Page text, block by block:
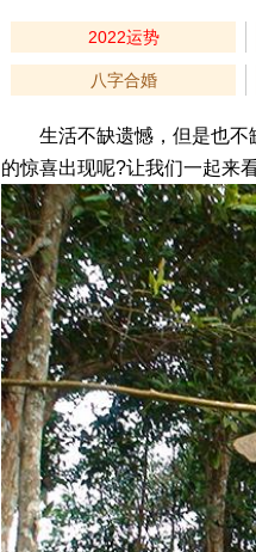
2022运势
八字合婚
生活不缺遗憾，但是也不
的惊喜出现呢?让我们一起来